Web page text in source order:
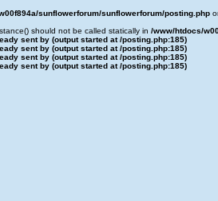
sunflowerforum/sunflowerforum/posting.php
should not be called statically in /www/htdocs/
sent by (output started at /posting.php:185)
sent by (output started at /posting.php:185)
sent by (output started at /posting.php:185)
sent by (output started at /posting.php:185)